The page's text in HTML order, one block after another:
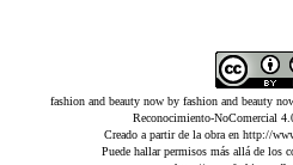
fashion and beauty now by fashion and beauty
Reconocimiento-NoComercial
Creado a partir de la obra en http://
Puede hallar permisos más allá de los